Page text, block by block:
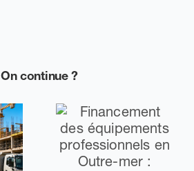
On continue ?